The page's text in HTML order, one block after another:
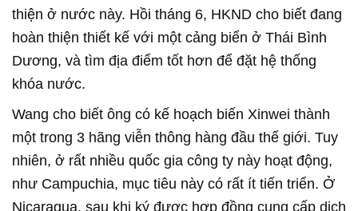
thiện ở nước này. Hồi tháng 6, HKND cho biết đang
hoàn thiện thiết kế với một cảng biển ở Thái Bình
Dương, và tìm địa điểm tốt hơn để đặt hệ thống
khóa nước.
Wang cho biết ông có kế hoạch biến Xinwei thành
một trong 3 hãng viễn thông hàng đầu thế giới. Tuy
nhiên, ở rất nhiều quốc gia công ty này hoạt động,
như Campuchia, mục tiêu này có rất ít tiến triển. Ở
Nicaragua, sau khi ký được hợp đồng cung cấp dịch